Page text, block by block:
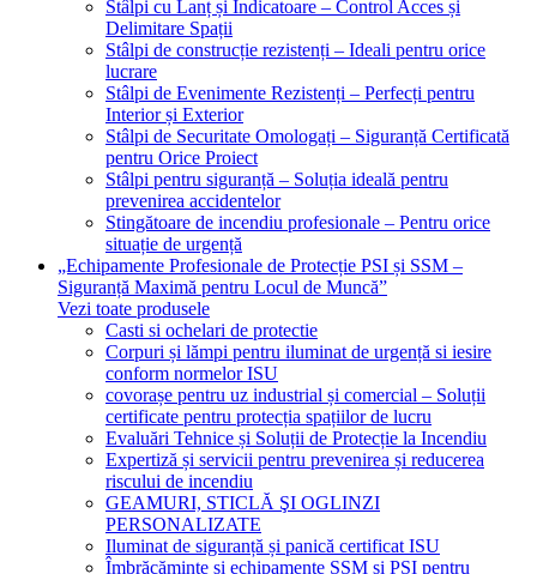
Stâlpi cu Lanț și Indicatoare – Control Acces și
Delimitare Spații
Stâlpi de construcție rezistenți – Ideali pentru orice
lucrare
Stâlpi de Evenimente Rezistenți – Perfecți pentru
Interior și Exterior
Stâlpi de Securitate Omologați – Siguranță Certificată
pentru Orice Proiect
Stâlpi pentru siguranță – Soluția ideală pentru
prevenirea accidentelor
Stingătoare de incendiu profesionale – Pentru orice
situație de urgență
„Echipamente Profesionale de Protecție PSI și SSM –
Siguranță Maximă pentru Locul de Muncă”
Vezi toate produsele
Casti si ochelari de protectie
Corpuri și lămpi pentru iluminat de urgență si iesire
conform normelor ISU
covorașe pentru uz industrial și comercial – Soluții
certificate pentru protecția spațiilor de lucru
Evaluări Tehnice și Soluții de Protecție la Incendiu
Expertiză și servicii pentru prevenirea și reducerea
riscului de incendiu
GEAMURI, STICLĂ ŞI OGLINZI
PERSONALIZATE
Iluminat de siguranță și panică certificat ISU
Îmbrăcăminte și echipamente SSM și PSI pentru